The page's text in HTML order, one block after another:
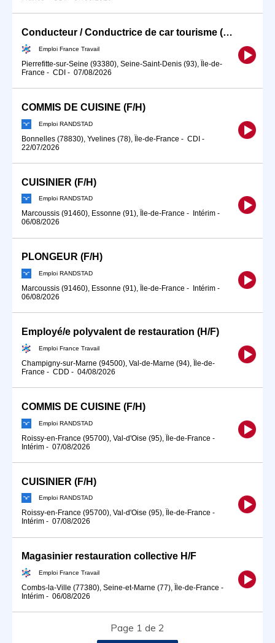
Conducteur / Conductrice de car tourisme (H/F)
Emploi France Travail
Pierrefitte-sur-Seine (93380), Seine-Saint-Denis (93), Île-de-
France - CDI - 07/08/2026
COMMIS DE CUISINE (F/H)
Emploi RANDSTAD
Bonnelles (78830), Yvelines (78), Île-de-France - CDI -
22/07/2026
CUISINIER (F/H)
Emploi RANDSTAD
Marcoussis (91460), Essonne (91), Île-de-France - Intérim -
06/08/2026
PLONGEUR (F/H)
Emploi RANDSTAD
Marcoussis (91460), Essonne (91), Île-de-France - Intérim -
06/08/2026
Employé/e polyvalent de restauration (H/F)
Emploi France Travail
Champigny-sur-Marne (94500), Val-de-Marne (94), Île-de-
France - CDD - 04/08/2026
COMMIS DE CUISINE (F/H)
Emploi RANDSTAD
Roissy-en-France (95700), Val-d'Oise (95), Île-de-France -
Intérim - 07/08/2026
CUISINIER (F/H)
Emploi RANDSTAD
Roissy-en-France (95700), Val-d'Oise (95), Île-de-France -
Intérim - 07/08/2026
Magasinier restauration collective H/F
Emploi France Travail
Combs-la-Ville (77380), Seine-et-Marne (77), Île-de-France -
Intérim - 06/08/2026
Page 1 de 2